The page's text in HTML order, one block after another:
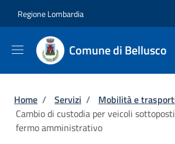
Regione Lombardia
Comune di Bellusco
Briciole di pane
Home / Servizi / Mobilità e
Cambio di custodia per veicoli
fermo amministrativo